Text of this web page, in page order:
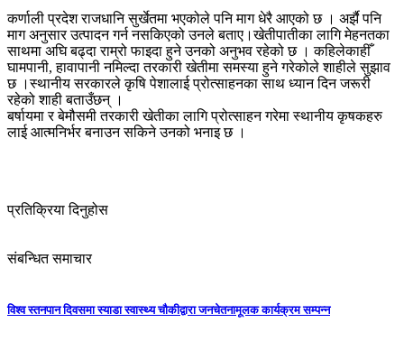
कर्णाली प्रदेश राजधानि सुर्खेतमा भएकोले पनि माग धेरै आएको छ । अर्झै पनि
माग अनुसार उत्पादन गर्न नसकिएको उनले बताए।खेतीपातीका लागि मेहनतका
साथमा अघि बढ्दा राम्रो फाइदा हुने उनको अनुभव रहेको छ । कहिलेकाहीँ
घामपानी, हावापानी नमिल्दा तरकारी खेतीमा समस्या हुने गरेकोले शाहीले सुझाव
छ ।स्थानीय सरकारले कृषि पेशालाई प्रोत्साहनका साथ ध्यान दिन जरूरी
रहेको शाही बताउँछन् ।
बर्षायमा र बेमौसमी तरकारी खेतीका लागि प्रोत्साहन गरेमा स्थानीय कृषकहरु
लाई आत्मनिर्भर बनाउन सकिने उनको भनाइ छ ।
प्रतिक्रिया दिनुहोस
संबन्धित समाचार
विश्व स्तनपान दिवसमा स्याडा स्वास्थ्य चौकीद्वारा जनचेतनामूलक कार्यक्रम सम्पन्न